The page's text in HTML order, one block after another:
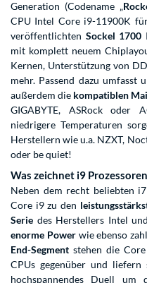
Generation (Codename „
CPU Intel Core i9-11900K
veröffentlichten Sockel 1700
mit komplett neuem
Kernen, Unterstützung von
mehr. Passend dazu umfasst
außerdem die kompatiblen
GIGABYTE, ASRock oder
niedrigere Temperaturen
Herstellern wie u.a. NZXT,
oder be quiet!
Was zeichnet i9
Neben dem recht beliebten
Core i9 zu den
Serie des Herstellers Intel
enorme Powerwie ebenso
End-Segment stehen die
CPUs gegenüber und
hochspannendes Duell um